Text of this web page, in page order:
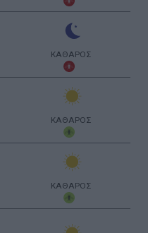
ΚΑΘΑΡΟΣ
ΚΑΘΑΡΟΣ
ΚΑΘΑΡΟΣ